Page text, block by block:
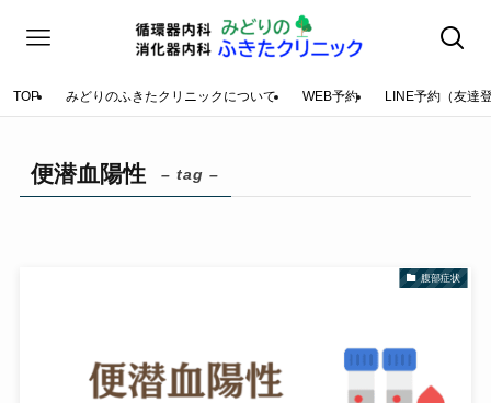
TOP みどりのふきたクリニックについて WEB予約 LINE予約（友達
便潜血陽性 – tag –
腹部症状